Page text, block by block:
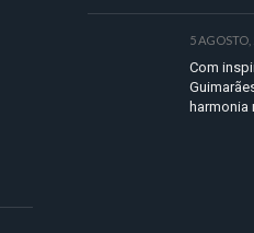
5 AGOSTO,
Com
harmonia